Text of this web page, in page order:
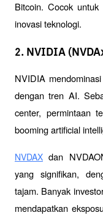
Bitcoin. Cocok
inovasi teknologi.
2. NVIDIA
NVIDIA
dengan tren AI.
center, permintaan
booming artificial
NVDAX dan
yang signifikan,
tajam. Banyak
mendapatkan